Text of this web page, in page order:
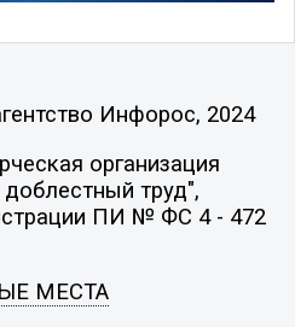
Инфорос, 2024
организация
труд",
ПИ № ФС 4 - 472
МЕСТА